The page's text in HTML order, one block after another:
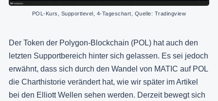
POL-Kurs, Supportlevel, 4-Tageschart, Quelle: Tradingview
Der Token der Polygon-Blockchain (POL) hat auch den
letzten Supportbereich hinter sich gelassen. Es sei jedoch
erwähnt, dass sich durch den Wandel von MATIC auf POL
die Charthistorie verändert hat, wie wir später im Artikel
bei den Elliott Wellen sehen werden. Derzeit bewegt sich